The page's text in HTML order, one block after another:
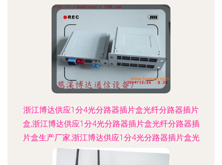
浙江博达供应1分4光分路器插片盒光纤分路器插片
盒,浙江博达供应1分4光分路器插片盒光纤分路器插
片盒生产厂家,浙江博达供应1分4光分路器插片盒光
纤分路器插片盒价格